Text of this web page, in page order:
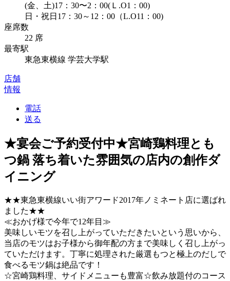
(金、土)17：30〜2：00(Ｌ.O1：00)
日・祝日17：30～12：00（L.O11：00)
座席数
22 席
最寄駅
東急東横線 学芸大学駅
店舗
情報
電話
送る
★宴会ご予約受付中★宮崎鶏料理とも
つ鍋 落ち着いた雰囲気の店内の創作ダ
イニング
★★東急東横線いい街アワード2017年ノミネート店に選ばれ
ました★★
≪おかげ様で今年で12年目≫
美味しいモツを召し上がっていただきたいという思いから、
当店のモツはお子様から御年配の方まで美味しく召し上がっ
ていただけます。丁寧に処理された厳選もつと極上のだしで
食べるモツ鍋は絶品です！
☆宮崎鶏料理、サイドメニューも豊富☆飲み放題付のコース